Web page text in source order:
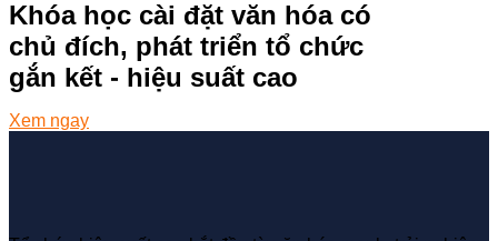
Khóa học cài đặt văn hóa có
chủ đích, phát triển tổ chức
gắn kết - hiệu suất cao
Xem ngay